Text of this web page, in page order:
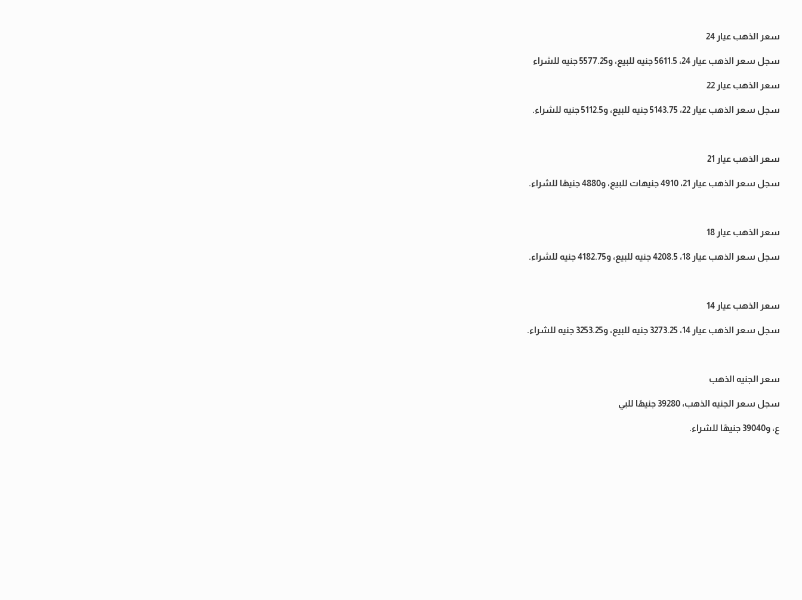
سعر الذهب عيار 24
سجل سعر الذهب عيار 24، 5611.5 جنيه للبيع، و5577.25 جنيه للشراء
سعر الذهب عيار 22
سجل سعر الذهب عيار 22، 5143.75 جنيه للبيع، و5112.5 جنيه للشراء.
سعر الذهب عيار 21
سجل سعر الذهب عيار 21، 4910 جنيهات للبيع، و4880 جنيهًا للشراء.
سعر الذهب عيار 18
سجل سعر الذهب عيار 18، 4208.5 جنيه للبيع، و4182.75 جنيه للشراء.
سعر الذهب عيار 14
سجل سعر الذهب عيار 14، 3273.25 جنيه للبيع، و3253.25 جنيه للشراء.
سعر الجنيه الذهب
سجل سعر الجنيه الذهب، 39280 جنيهًا للبي
ع، و39040 جنيهًا للشراء.